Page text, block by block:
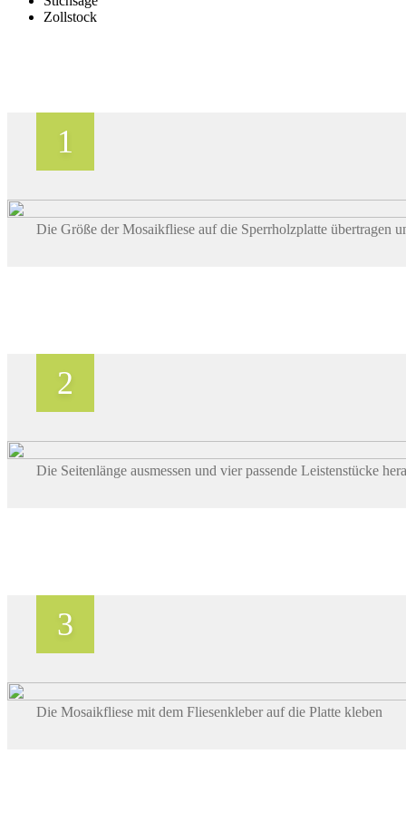
Zollstock
Die Größe der Mosaikfliese auf die Sperrholzplatte übertragen
Die Seitenlänge ausmessen und vier passende Leistenstücke
Die Mosaikfliese mit dem Fliesenkleber auf die Platte kleben